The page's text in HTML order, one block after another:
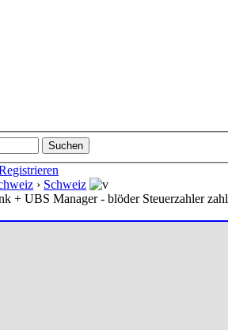
› Schweiz
+ UBS Manager - blöder Steuerzahler